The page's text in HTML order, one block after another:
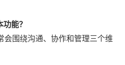
能？
会围绕沟通、协作和管理三个维